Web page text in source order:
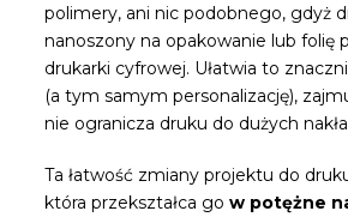
polimery, ani nic podobnego, gdyż
nanoszony na opakowanie lub folię
drukarki cyfrowej. Ułatwia to
(a tym samym personalizację),
nie ogranicza druku do dużych
Ta łatwość zmiany projektu do
która przekształca gow potężne